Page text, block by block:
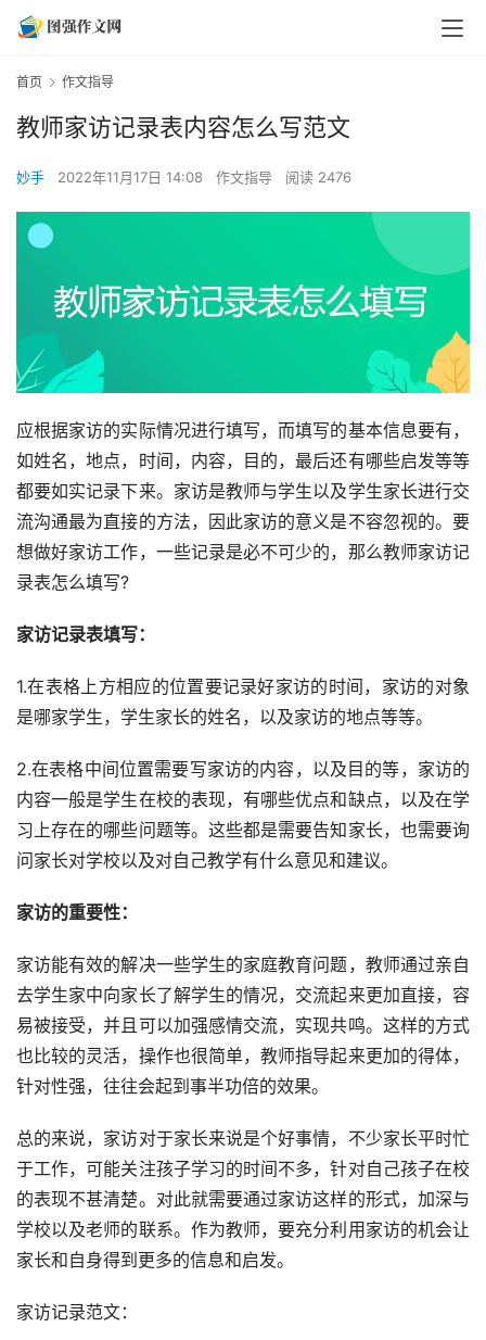
首页 作文指导
教师家访记录表内容怎么写范文
妙手 2022年11月17日 14:08 作文指导 阅读 2476
应根据家访的实际情况进行填写，而填写的基本信息要有，
如姓名，地点，时间，内容，目的，最后还有哪些启发等等
都要如实记录下来。家访是教师与学生以及学生家长进行交
流沟通最为直接的方法，因此家访的意义是不容忽视的。要
想做好家访工作，一些记录是必不可少的，那么教师家访记
录表怎么填写?
家访记录表填写：
1.在表格上方相应的位置要记录好家访的时间，家访的对象
是哪家学生，学生家长的姓名，以及家访的地点等等。
2.在表格中间位置需要写家访的内容，以及目的等，家访的
内容一般是学生在校的表现，有哪些优点和缺点，以及在学
习上存在的哪些问题等。这些都是需要告知家长，也需要询
问家长对学校以及对自己教学有什么意见和建议。
家访的重要性：
家访能有效的解决一些学生的家庭教育问题，教师通过亲自
去学生家中向家长了解学生的情况，交流起来更加直接，容
易被接受，并且可以加强感情交流，实现共鸣。这样的方式
也比较的灵活，操作也很简单，教师指导起来更加的得体，
针对性强，往往会起到事半功倍的效果。
总的来说，家访对于家长来说是个好事情，不少家长平时忙
于工作，可能关注孩子学习的时间不多，针对自己孩子在校
的表现不甚清楚。对此就需要通过家访这样的形式，加深与
学校以及老师的联系。作为教师，要充分利用家访的机会让
家长和自身得到更多的信息和启发。
家访记录范文：